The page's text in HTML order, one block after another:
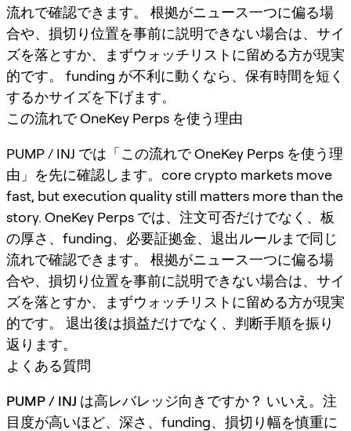
流れで確認できます。 根拠がニュース一つに偏る場
合や、損切り位置を事前に説明できない場合は、サイ
ズを落とすか、まずウォッチリストに留める方が現実
的です。 funding が不利に動くなら、保有時間を短く
するかサイズを下げます。
この流れで OneKey Perps を使う理由
PUMP / INJ では「この流れで OneKey Perps を使う理
由」を先に確認します。core crypto markets move
fast, but execution quality still matters more than the
story. OneKey Perps では、注文可否だけでなく、板
の厚さ、funding、必要証拠金、退出ルールまで同じ
流れで確認できます。 根拠がニュース一つに偏る場
合や、損切り位置を事前に説明できない場合は、サイ
ズを落とすか、まずウォッチリストに留める方が現実
的です。 退出後は損益だけでなく、判断手順を振り
返ります。
よくある質問
PUMP / INJ は高レバレッジ向きですか？ いいえ。注
目度が高いほど、深さ、funding、損切り幅を慎重に